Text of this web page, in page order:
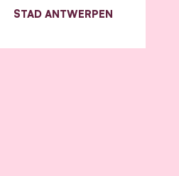
STAD ANTWERPEN